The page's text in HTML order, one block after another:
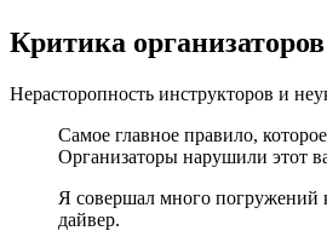
Критика
Нерасторопность инструкторов и
Самое главное правило,
Организаторы нарушили этот
Я совершал много погружений
дайвер.